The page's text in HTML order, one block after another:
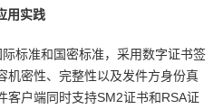
用实践
标准和国密标准，采用数字证书签
机密性、完整性以及发件方身份真
客户端同时支持SM2证书和RSA证